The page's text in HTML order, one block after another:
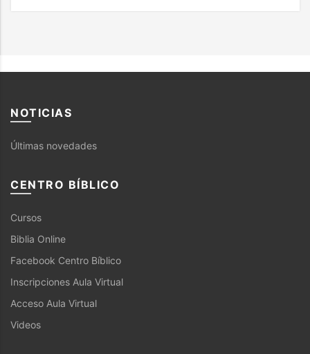
NOTICIAS
Últimas novedades
CENTRO BÍBLICO
Cursos
Biblia Online
Facebook Centro Bíblico
Inscripciones Aula Virtual
Acceso Aula Virtual
Videos